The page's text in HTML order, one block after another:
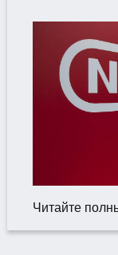
Читайте